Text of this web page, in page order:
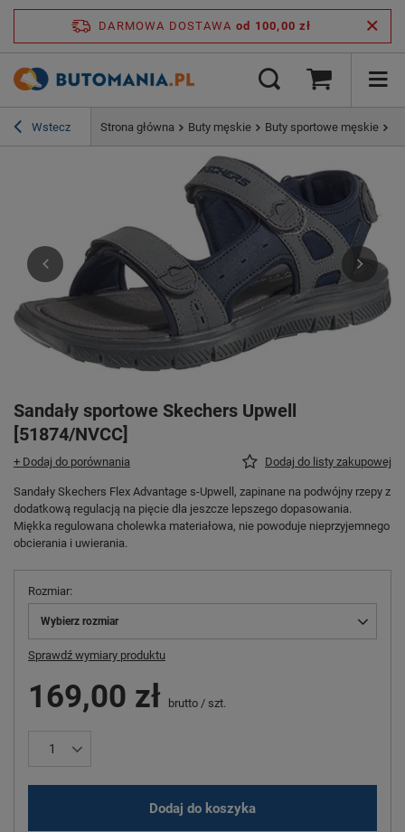
DARMOWA DOSTAWA od 100,00 zł
Wstecz Strona główna Buty męskie Buty sportowe męskie
Sandały sportowe Skechers Upwell
[51874/NVCC]
+ Dodaj do porównania Dodaj do listy zakupowej
Sandały Skechers Flex Advantage s-Upwell, zapinane na podwójny rzepy z
dodatkową regulacją na pięcie dla jeszcze lepszego dopasowania.
Miękka regulowana cholewka materiałowa, nie powoduje nieprzyjemnego
obcierania i uwierania.
Rozmiar
Wybierz rozmiar
Sprawdź wymiary produktu
169,00 zł brutto / szt.
Dodaj do koszyka